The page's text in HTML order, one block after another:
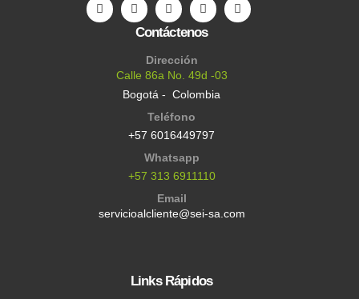
Contáctenos
Dirección
Calle 86a No. 49d -03
Bogotá - Colombia
Teléfono
+57 6016449797
Whatsapp
+57 313 6911110
Email
servicioalcliente@sei-sa.com
Links Rápidos